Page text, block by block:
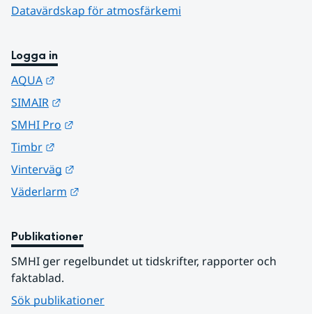
Datavärdskap för atmosfärkemi
Logga in
AQUA
SIMAIR
SMHI Pro
Timbr
Vinterväg
Väderlarm
Publikationer
SMHI ger regelbundet ut tidskrifter, rapporter och
faktablad.
Sök publikationer